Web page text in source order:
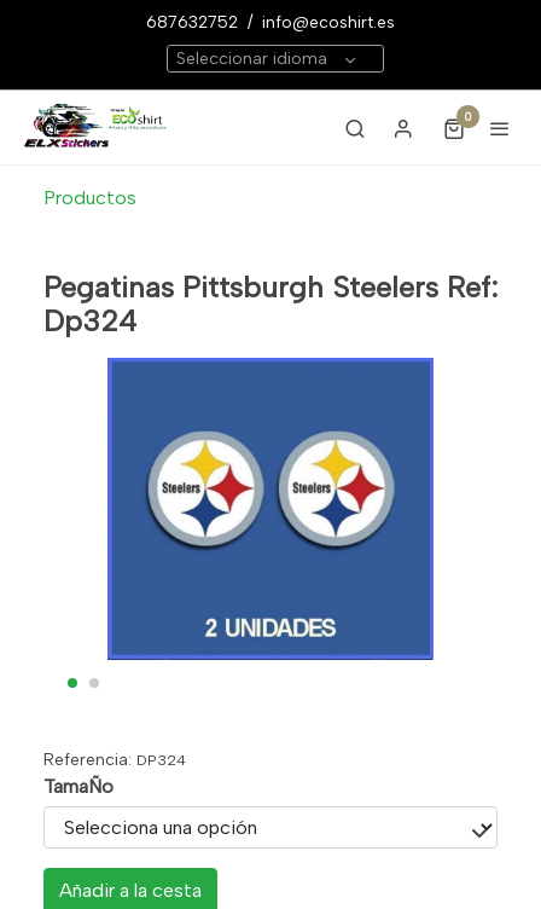
687632752 / info@ecoshirt.es
Seleccionar idioma
0
Productos
Pegatinas Pittsburgh Steelers Ref:
Dp324
Referencia: DP324
TamaÑo
Añadir a la cesta